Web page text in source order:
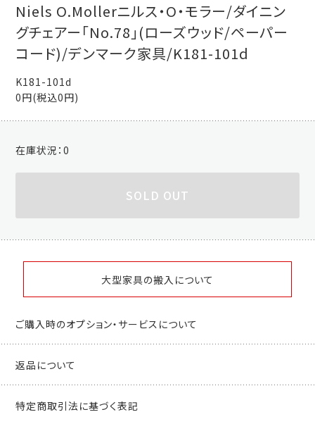
Niels O.Mollerニルス・O・モラー/ダイニン
グチェアー「No.78」(ローズウッド/ペーパー
コード)/デンマーク家具/K181-101d
K181-101d
0円(税込0円)
在庫状況：0
SOLD OUT
大型家具の搬入について
ご購入時のオプション・サービスについて
返品について
特定商取引法に基づく表記